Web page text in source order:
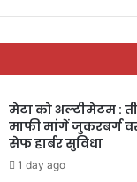
मेटा को अल्टीमेटम :
माफी मांगें जुकरबर्ग
सेफ हार्बर सुविधा
1 day ago